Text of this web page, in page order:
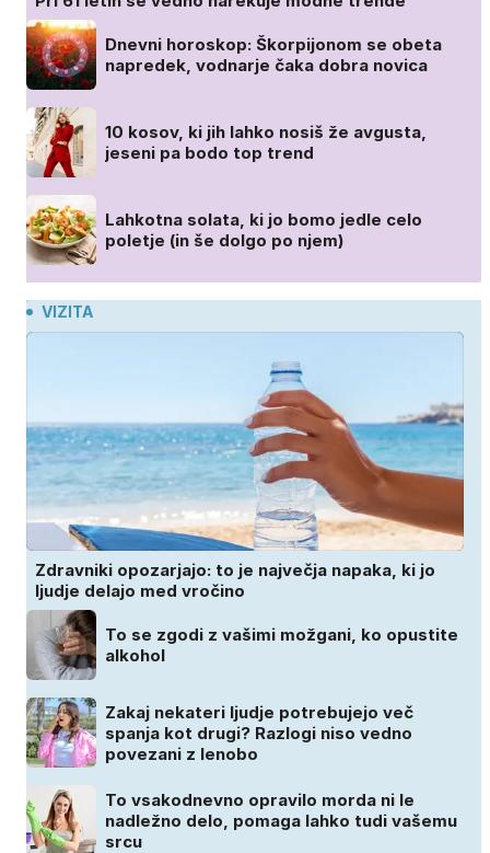
Dnevni horoskop: Škorpijonom se obeta
napredek, vodnarje čaka dobra novica
10 kosov, ki jih lahko nosiš že avgusta,
jeseni pa bodo top trend
Lahkotna solata, ki jo bomo jedle celo
poletje (in še dolgo po njem)
VIZITA
Zdravniki opozarjajo: to je največja napaka, ki jo
ljudje delajo med vročino
To se zgodi z vašimi možgani, ko opustite
alkohol
Zakaj nekateri ljudje potrebujejo več
spanja kot drugi? Razlogi niso vedno
povezani z lenobo
To vsakodnevno opravilo morda ni le
nadležno delo, pomaga lahko tudi vašemu
srcu